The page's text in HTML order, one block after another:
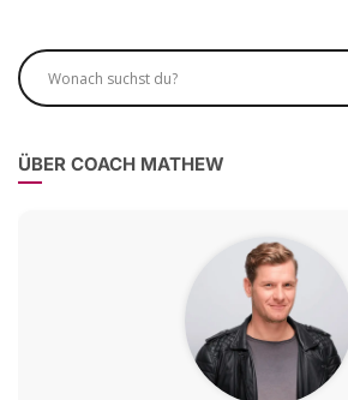
ÜBER COACH MATHEW